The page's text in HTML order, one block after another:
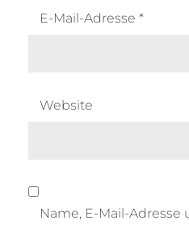
E-Mail-Adresse *
Website
Name, E-Mail-Adresse